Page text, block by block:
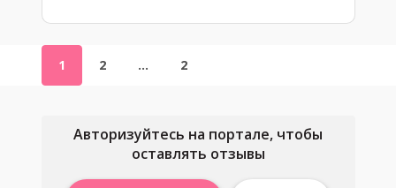
1 2 … 2
Авторизуйтесь на портале, чтобы
оставлять отзывы